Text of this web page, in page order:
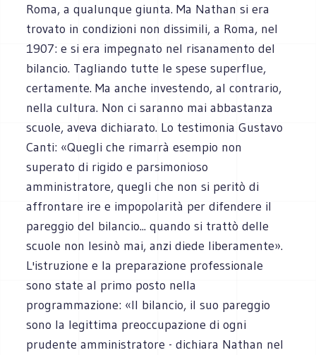
Roma, a qualunque giunta. Ma Nathan si era
trovato in condizioni non dissimili, a Roma, nel
1907: e si era impegnato nel risanamento del
bilancio. Tagliando tutte le spese superflue,
certamente. Ma anche investendo, al contrario,
nella cultura. Non ci saranno mai abbastanza
scuole, aveva dichiarato. Lo testimonia Gustavo
Canti: «Quegli che rimarrà esempio non
superato di rigido e parsimonioso
amministratore, quegli che non si peritò di
affrontare ire e impopolarità per difendere il
pareggio del bilancio... quando si trattò delle
scuole non lesinò mai, anzi diede liberamente».
L'istruzione e la preparazione professionale
sono state al primo posto nella
programmazione: «Il bilancio, il suo pareggio
sono la legittima preoccupazione di ogni
prudente amministratore - dichiara Nathan nel